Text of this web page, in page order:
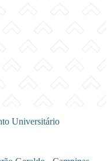
Universitário